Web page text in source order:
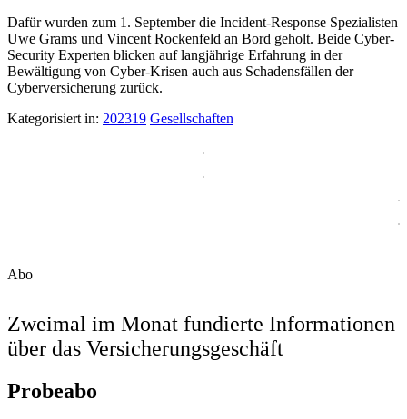
Dafür wurden zum 1. September die Incident-Response Spezialisten
Uwe Grams und Vincent Rockenfeld an Bord geholt. Beide Cyber-
Security Experten blicken auf langjährige Erfahrung in der
Bewältigung von Cyber-Krisen auch aus Schadensfällen der
Cyberversicherung zurück.
Kategorisiert in: 202319 Gesellschaften
Abo
Zweimal im Monat fundierte Informationen
über das Versicherungsgeschäft
Probeabo